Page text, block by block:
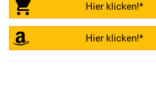
Hier klicken!*
Hier klicken!*